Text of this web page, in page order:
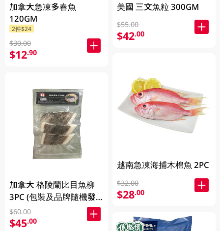
加拿大急凍多春魚
120GM
2件$24
$30.00
$12.90
加拿大 格陵蘭比目魚柳
3PC (包裝及品牌隨機發
放)
$60.00
$45.00
美國 三文魚粒 300GM
$55.00
$42.00
越南急凍海捕木棉魚 2PC
$32.00
$28.00